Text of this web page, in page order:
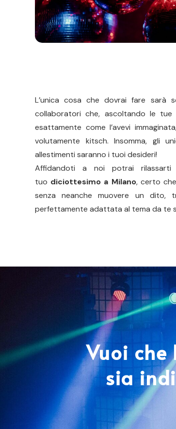
L’unica cosa che dovrai fare sarà
collaboratori che, ascoltando le
esattamente come l’avevi
volutamente kitsch. Insomma, gli
allestimenti saranno i tuoi desideri!
Affidandoti a noi potrai
tuo diciottesimo a Milano, certo
senza neanche muovere un dito,
perfettamente adattata al tema da te
Vuoi
sia